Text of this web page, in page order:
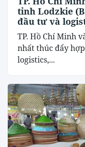
tỉnh Lodzkie
đầu tư và
TP. Hồ Chí Minh
nhất thúc đẩy
logistics,...